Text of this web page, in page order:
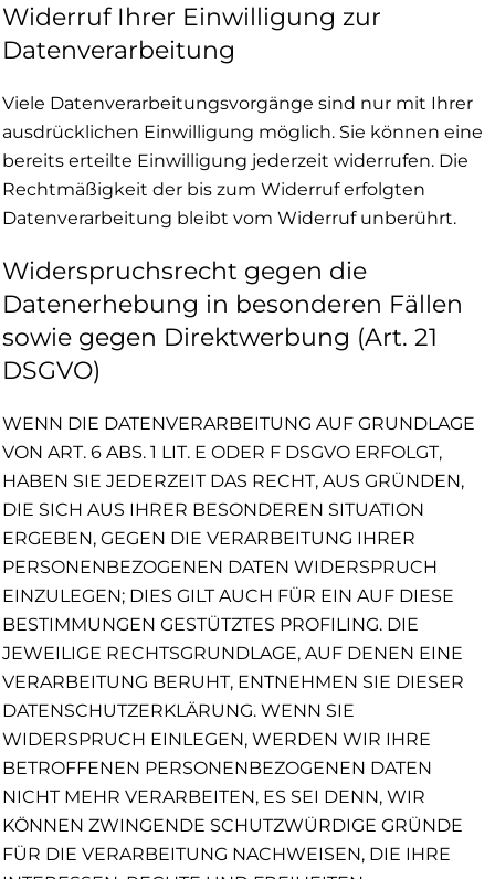
Widerruf Ihrer Einwilligung zur
Datenverarbeitung
Viele Datenverarbeitungsvorgänge sind nur mit Ihrer
ausdrücklichen Einwilligung möglich. Sie können eine
bereits erteilte Einwilligung jederzeit widerrufen. Die
Rechtmäßigkeit der bis zum Widerruf erfolgten
Datenverarbeitung bleibt vom Widerruf unberührt.
Widerspruchsrecht gegen die
Datenerhebung in besonderen Fällen
sowie gegen Direktwerbung (Art. 21
DSGVO)
WENN DIE DATENVERARBEITUNG AUF GRUNDLAGE
VON ART. 6 ABS. 1 LIT. E ODER F DSGVO ERFOLGT,
HABEN SIE JEDERZEIT DAS RECHT, AUS GRÜNDEN,
DIE SICH AUS IHRER BESONDEREN SITUATION
ERGEBEN, GEGEN DIE VERARBEITUNG IHRER
PERSONENBEZOGENEN DATEN WIDERSPRUCH
EINZULEGEN; DIES GILT AUCH FÜR EIN AUF DIESE
BESTIMMUNGEN GESTÜTZTES PROFILING. DIE
JEWEILIGE RECHTSGRUNDLAGE, AUF DENEN EINE
VERARBEITUNG BERUHT, ENTNEHMEN SIE DIESER
DATENSCHUTZERKLÄRUNG. WENN SIE
WIDERSPRUCH EINLEGEN, WERDEN WIR IHRE
BETROFFENEN PERSONENBEZOGENEN DATEN
NICHT MEHR VERARBEITEN, ES SEI DENN, WIR
KÖNNEN ZWINGENDE SCHUTZWÜRDIGE GRÜNDE
FÜR DIE VERARBEITUNG NACHWEISEN, DIE IHRE